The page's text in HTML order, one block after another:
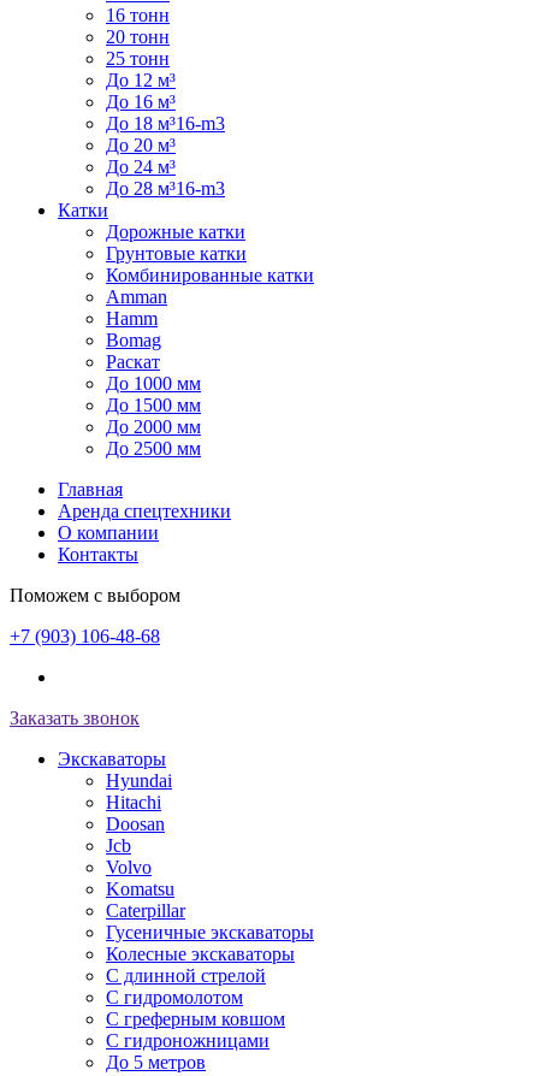
16 тонн
20 тонн
25 тонн
До 12 м³
До 16 м³
До 18 м³16-m3
До 20 м³
До 24 м³
До 28 м³16-m3
Катки
Дорожные катки
Грунтовые катки
Комбинированные катки
Amman
Hamm
Bomag
Раскат
До 1000 мм
До 1500 мм
До 2000 мм
До 2500 мм
Главная
Аренда спецтехники
О компании
Контакты
Поможем с выбором
+7 (903) 106-48-68
Заказать звонок
Экскаваторы
Hyundai
Hitachi
Doosan
Jcb
Volvo
Komatsu
Caterpillar
Гусеничные экскаваторы
Колесные экскаваторы
С длинной стрелой
С гидромолотом
С греферным ковшом
С гидроножницами
До 5 метров